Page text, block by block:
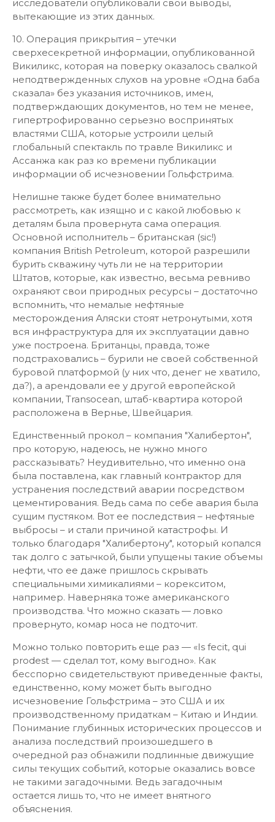
исследователи опубликовали свои выводы,
вытекающие из этих данных.
10. Операция прикрытия – утечки
сверхесекретной информации, опубликованной
Викиликс, которая на поверку оказалось свалкой
неподтвержденных слухов на уровне «Одна баба
сказала» без указания источников, имен,
подтверждающих документов, но тем не менее,
гипертрофированно серьезно воспринятых
властями США, которые устроили целый
глобальный спектакль по травле Викиликс и
Ассанжа как раз ко времени публикации
информации об исчезновении Гольфстрима.
Нелишне также будет более внимательно
рассмотреть, как изящно и с какой любовью к
деталям была провернута сама операция.
Основной исполнитель – британская (sic!)
компания British Petroleum, которой разрешили
бурить скважину чуть ли не на территории
Штатов, которые, как известно, весьма ревниво
охраняют свои природных ресурсы – достаточно
вспомнить, что немалые нефтяные
месторождения Аляски стоят нетронутыми, хотя
вся инфраструктура для их эксплуатации давно
уже построена. Британцы, правда, тоже
подстраховались – бурили не своей собственной
буровой платформой (у них что, денег не хватило,
да?), а арендовали ее у другой европейской
компании, Transocean, штаб-квартира которой
расположена в Вернье, Швейцария.
Единственный прокол – компания "Халибертон",
про которую, надеюсь, не нужно много
рассказывать? Неудивительно, что именно она
была поставлена, как главный контрактор для
устранения последствий аварии посредством
цементирования. Ведь сама по себе авария была
сущим пустяком. Вот ее последствия – нефтяные
выбросы – и стали причиной катастрофы. И
только благодаря "Халибертону", который копался
так долго с затычкой, были упущены такие объемы
нефти, что ее даже пришлось скрывать
специальными химикалиями – корекситом,
например. Наверняка тоже американского
производства. Что можно сказать — ловко
провернуто, комар носа не подточит.
Можно только повторить еще раз — «Is fecit, qui
prodest — сделал тот, кому выгодно». Как
бесспорно свидетельствуют приведенные факты,
единственно, кому может быть выгодно
исчезновение Гольфстрима – это США и их
производственному придаткам – Китаю и Индии.
Понимание глубинных исторических процессов и
анализа последствий произошедшего в
очередной раз обнажили подлинные движущие
силы текущих событий, которые оказались вовсе
не такими загадочными. Ведь загадочным
остается лишь то, что не имеет внятного
объяснения.